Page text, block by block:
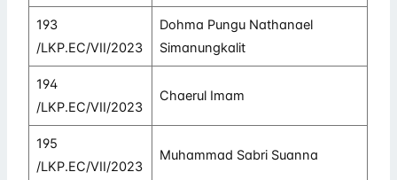
193
/LKP.EC/VII/2023
Dohma Pungu Nathanael
Simanungkalit
194
/LKP.EC/VII/2023
Chaerul Imam
195
/LKP.EC/VII/2023
Muhammad Sabri Suanna